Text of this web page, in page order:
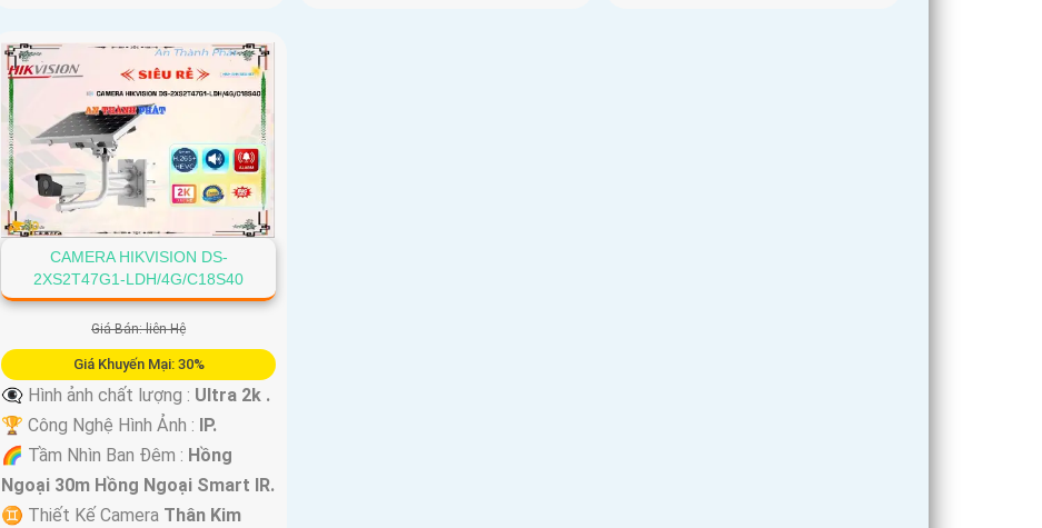
CAMERA HIKVISION DS-
2XS2T47G1-LDH/4G/C18S40
Giá Bán: liên Hệ
Giá Khuyến Mại: 30%
👁️‍🗨 Hình ảnh chất lượng : Ultra 2k .
🏆 Công Nghệ Hình Ảnh :
IP.
🌈 Tầm Nhìn Ban Đêm : Hồng
Ngoại 30m Hồng Ngoại Smart IR.
♊ Thiết Kế Camera Thân Kim